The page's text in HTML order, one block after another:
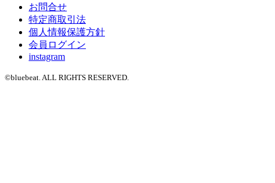
お問合せ
特定商取引法
個人情報保護方針
会員ログイン
instagram
©bluebeat. ALL RIGHTS RESERVED.